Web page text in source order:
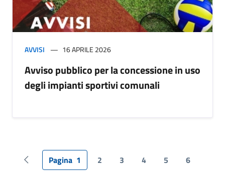
AVVISI 16 APRILE 2026
Avviso pubblico per la concessione in uso
degli impianti sportivi comunali
Pagina precedente
Pagina 1 2 3 4 5
6